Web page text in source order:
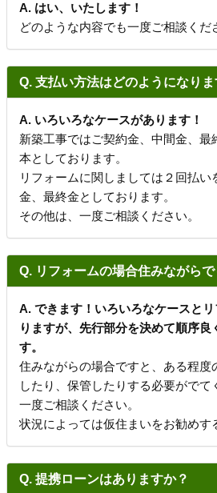
A. はい、いたします！
どのような内容でも一度ご相談くだ
Q. 支払い方法はどのようになりま
A. いろいろなケースがあります！
新築工事ではご契約金、中間金、最
本としております。
リフォームに関しましては２回払い
金、最終金としております。
その他は、一度ご相談ください。
Q. リフォームの場合住みながら
A. できます！いろいろなケースと
りますが、先行部分を決めて順序良
す。
住みながらの場合ですと、ある程度
したり、保管したりする必要がでて
一度ご相談ください。
状況によっては仮住まいをお勧めす
Q. 提携ローンはありますか？